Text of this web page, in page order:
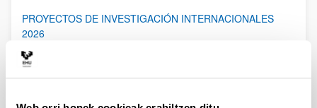
PROYECTOS DE INVESTIGACIÓN INTERNACIONALES
2026